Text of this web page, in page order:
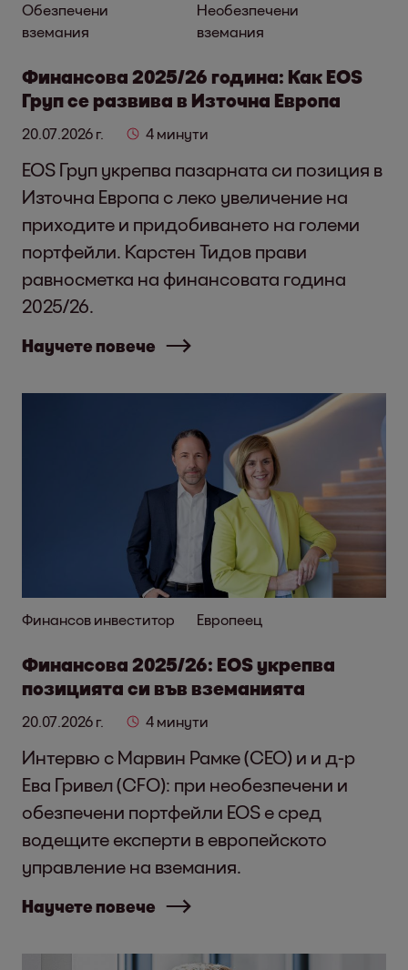
Обезпечени
вземания
Необезпечени
вземания
Финансова 2025/26 година: Как EOS
Груп се развива в Източна Европа
20.07.2026 г. 4 минути
EOS Груп укрепва пазарната си позиция в
Източна Европа с леко увеличение на
приходите и придобиването на големи
портфейли. Карстен Тидов прави
равносметка на финансовата година
2025/26.
Научете повече
Финансов инвеститор Европеец
Финансова 2025/26: EOS укрепва
позицията си във вземанията
20.07.2026 г. 4 минути
Интервю с Марвин Рамке (CEO) и и д-р
Ева Гривел (CFO): при необезпечени и
обезпечени портфейли EOS е сред
водещите експерти в европейското
управление на вземания.
Научете повече